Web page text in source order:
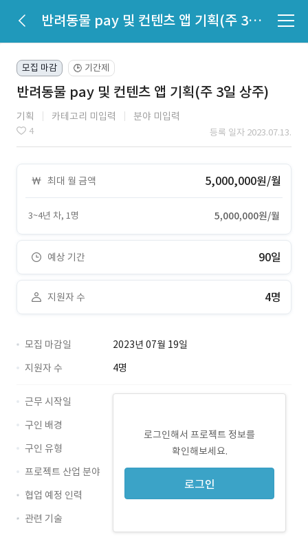
반려동물 pay 및 컨텐츠 앱 기획(주 3일 상주)
모집 마감 🕒 기간제
반려동물 pay 및 컨텐츠 앱 기획(주 3일 상주)
기획 카테고리 미입력 분야 미입력
4 등록 일자 2023.07.13.
최대 월 금액 5,000,000원/월
3~4년 차, 1명 5,000,000원/월
예상 기간 90일
지원자 수 4명
모집 마감일
2023년 07월 19일
지원자 수
4명
로그인해서 프로젝트 정보를
확인해보세요.
로그인
근무 시작일
구인 배경
구인 유형
프로젝트 산업 분야
협업 예정 인력
관련 기술